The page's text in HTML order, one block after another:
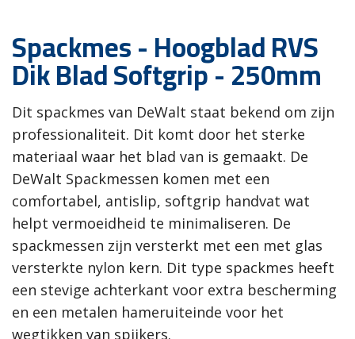
Spackmes - Hoogblad RVS
Dik Blad Softgrip - 250mm
Dit spackmes van DeWalt staat bekend om zijn
professionaliteit. Dit komt door het sterke
materiaal waar het blad van is gemaakt. De
DeWalt Spackmessen komen met een
comfortabel, antislip, softgrip handvat wat
helpt vermoeidheid te minimaliseren. De
spackmessen zijn versterkt met een met glas
versterkte nylon kern. Dit type spackmes heeft
een stevige achterkant voor extra bescherming
en een metalen hameruiteinde voor het
wegtikken van spijkers.